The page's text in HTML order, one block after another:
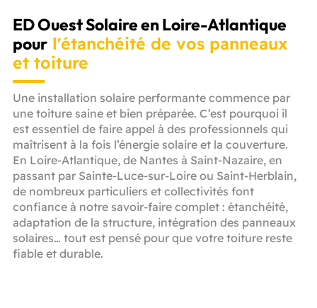
ED Ouest Solaire en Loire-Atlantique
pour l'étanchéité de vos panneaux
et toiture
Une installation solaire performante commence par
une toiture saine et bien préparée. C’est pourquoi il
est essentiel de faire appel à des professionnels qui
maîtrisent à la fois l’énergie solaire et la couverture.
En Loire-Atlantique, de Nantes à Saint-Nazaire, en
passant par Sainte-Luce-sur-Loire ou Saint-Herblain,
de nombreux particuliers et collectivités font
confiance à notre savoir-faire complet : étanchéité,
adaptation de la structure, intégration des panneaux
solaires… tout est pensé pour que votre toiture reste
fiable et durable.